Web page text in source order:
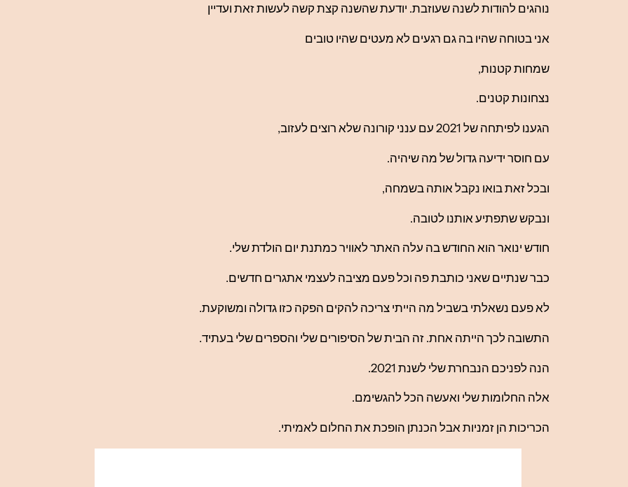
נוהגים להודות לשנה שעוזבת. יודעת שהשנה קצת קשה לעשות זאת ועדיין
אני בטוחה שהיו בה גם רגעים לא מעטים שהיו טובים
שמחות קטנות,
נצחונות קטנים.
הגענו לפיתחה של 2021 עם ענני קורונה שלא רוצים לעזוב,
עם חוסר ידיעה גדול של מה שיהיה.
ובכל זאת בואו נקבל אותה בשמחה,
ונבקש שתפתיע אותנו לטובה.
חודש ינואר הוא החודש בה עלה האתר לאוויר כמתנת יום הולדת שלי.
כבר שנתיים שאני כותבת פה וכל פעם מציבה לעצמי אתגרים חדשים.
לא פעם נשאלתי בשביל מה הייתי צריכה להקים הפקה כזו גדולה ומשוקעת.
התשובה לכך הייתה אחת. זה הבית של הסיפורים שלי והספרים שלי בעתיד.
הנה לפניכם הנבחרת שלי לשנת 2021.
אלה החלומות שלי ואעשה הכל להגשימם.
הכריכות הן זמניות אבל הכנתן הופכת את החלום לאמיתי.